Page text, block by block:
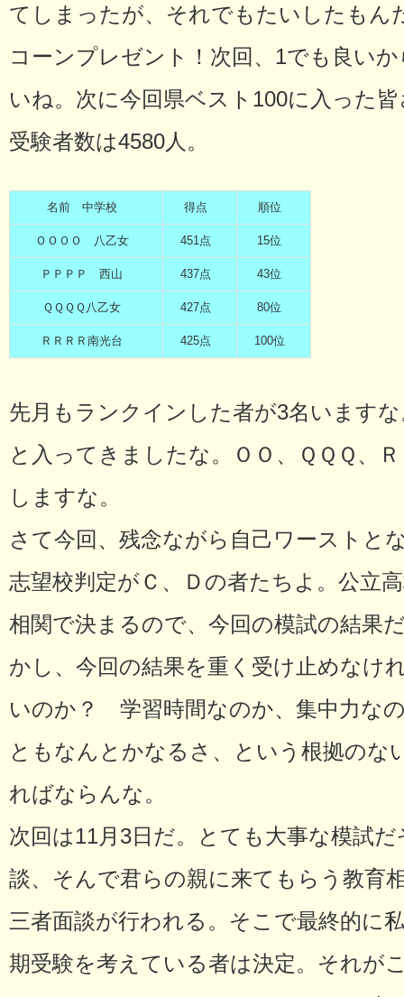
てしまったが、それでもたいしたもん
コーンプレゼント！次回、1でも良い
いね。次に今回県ベスト100に入った
受験者数は4580人。
名前 中学校 得点 順位
ＯＯＯＯ 八乙女 451点 15位
ＰＰＰＰ 西山 437点 43位
ＱＱＱＱ八乙女 427点 80位
ＲＲＲＲ南光台 425点 100位
先月もランクインした者が3名います
と入ってきましたな。ＯＯ、ＱＱＱ
しますな。
さて今回、残念ながら自己ワーストと
志望校判定がＣ、Ｄの者たちよ。公立
相関で決まるので、今回の模試の結果
かし、今回の結果を重く受け止めなけ
いのか？ 学習時間なのか、集中力な
ともなんとかなるさ、という根拠の
ればならんな。
次回は11月3日だ。とても大事な模試
談、そんで君らの親に来てもらう教育
三者面談が行われる。そこで最終的に
期受験を考えている者は決定。それが